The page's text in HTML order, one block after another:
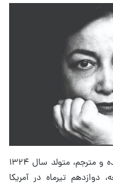
به گزارش ایسنا، شهرنوش پارسی‌پور، نویسنده و مترجم، متولد سال ۱۳۲۴
تیرماه در آمریکا